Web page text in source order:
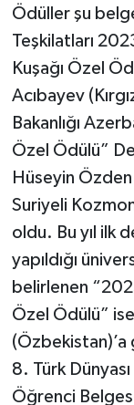
Ödüller şu
Teşkilatları
Kuşağı Özel
Acıbayev
Bakanlığı
Özel Ödülü”
Hüseyin
Suriyeli
oldu. Bu yıl ilk
yapıldığı
belirlenen
Özel Ödülü”
8. Türk
Öğrenci